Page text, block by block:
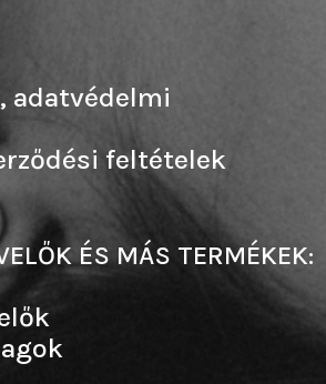
adatvédelmi
feltételek
ÉS MÁS TERMÉKEK: